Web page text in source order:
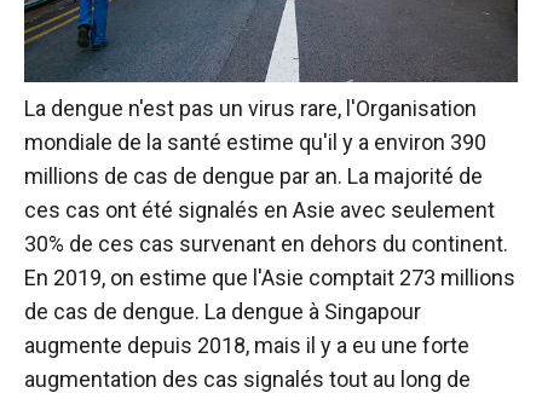
La dengue n'est pas un virus rare, l'Organisation
mondiale de la santé estime qu'il y a environ 390
millions de cas de dengue par an. La majorité de
ces cas ont été signalés en Asie avec seulement
30% de ces cas survenant en dehors du continent.
En 2019, on estime que l'Asie comptait 273 millions
de cas de dengue. La dengue à Singapour
augmente depuis 2018, mais il y a eu une forte
augmentation des cas signalés tout au long de